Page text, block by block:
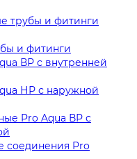
трубы и фитинги
и фитинги
ВР с внутренней
НР с наружной
Pro Aqua ВР с
соединения Pro